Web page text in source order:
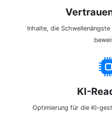
Inhalte, die
KI-
Optimierung für die KI-